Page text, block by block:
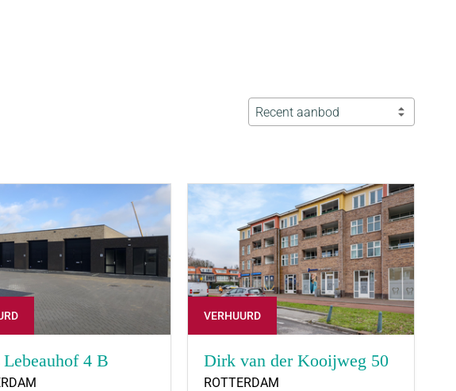
Recent aanbod
4 B
VERHUURD
Dirk van der Kooijweg 50
ROTTERDAM